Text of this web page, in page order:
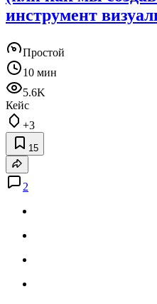
инструмент
Простой
10 мин
5.6K
Кейс
+3
15
2